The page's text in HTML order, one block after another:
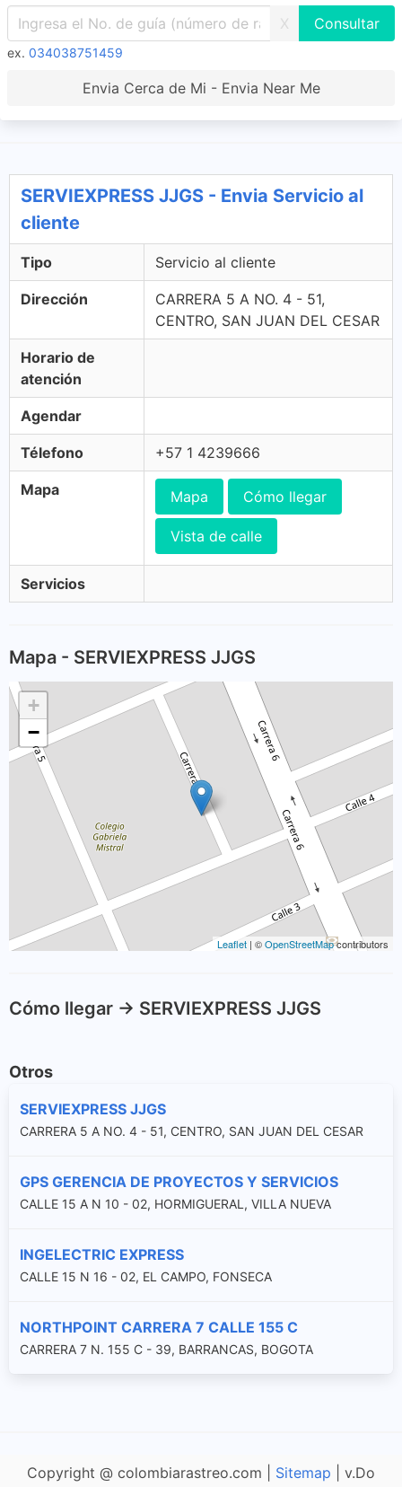
X
ex. 034038751459
Envia Cerca de Mi - Envia Near Me
SERVIEXPRESS JJGS - Envia Servicio al
cliente
Tipo Servicio al cliente
Dirección
CARRERA 5 A NO. 4 - 51,
CENTRO, SAN JUAN DEL CESAR
Horario de
atención
Agendar
Télefono +57 1 4239666
Mapa Mapa Cómo llegar
Vista de calle
Servicios
Mapa - SERVIEXPRESS JJGS
+
−
Leaflet | ©OpenStreetMapcontributors
Cómo llegar -> SERVIEXPRESS JJGS
Otros
SERVIEXPRESS JJGS
CARRERA 5 A NO. 4 - 51, CENTRO, SAN JUAN DEL CESAR
GPS GERENCIA DE PROYECTOS Y SERVICIOS
CALLE 15 A N 10 - 02, HORMIGUERAL, VILLA NUEVA
INGELECTRIC EXPRESS
CALLE 15 N 16 - 02, EL CAMPO, FONSECA
NORTHPOINT CARRERA 7 CALLE 155 C
CARRERA 7 N. 155 C - 39, BARRANCAS, BOGOTA
Copyright @ colombiarastreo.com | Sitemap | v.Do